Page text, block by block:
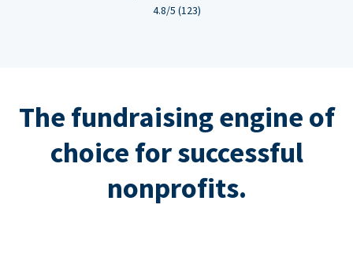
4.8/5 (123)
The fundraising engine of
choice for successful
nonprofits.